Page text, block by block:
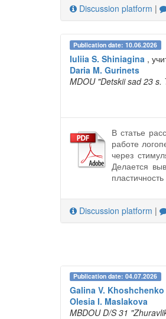
Discussion platform |
Publication date: 10.06.2026
Iuliia S. Shiniagina ,
Daria M. Gurinets
MDOU "Detskii sad 23 s.
В статье
работе
через
Делается
Discussion platform |
Publication date: 04.07.2026
Galina V. Khoshchenko
Olesia I. Maslakova
MBDOU D/S 31